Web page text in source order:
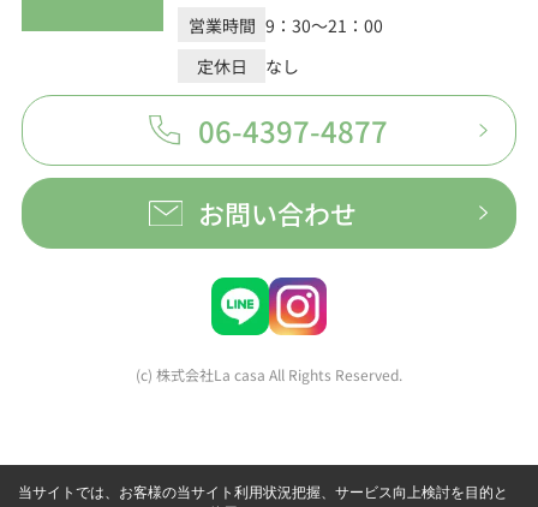
営業時間 9：30～21：00
定休日
なし
06-4397-4877
お問い合わせ
(c) 株式会社La casa All Rights Reserved.
当サイトでは、お客様の当サイト利用状況把握、サービス向上検討を目的と